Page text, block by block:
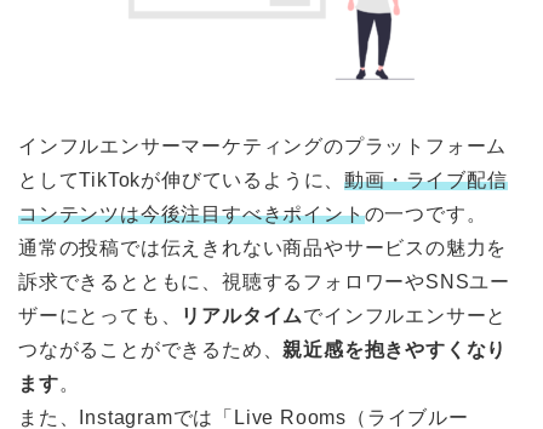
インフルエンサーマーケティングのプラットフォーム
としてTikTokが伸びているように、動画・ライブ配信
コンテンツは今後注目すべきポイントの一つです。
通常の投稿では伝えきれない商品やサービスの魅力を
訴求できるとともに、視聴するフォロワーやSNSユー
ザーにとっても、
リアルタイムでインフルエンサーと
つながることができるため、親近感を抱きやすくなり
ます。
また、Instagramでは「Live Rooms（ライブルー